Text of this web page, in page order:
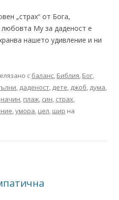
„страх“ от Бога,
Му за даденост е
нашето удивление и ни
с баланс, Библия, Бог,
, даденост, дете, джоб, дума,
начин, плаж, син, страх,
,умора, цел, шир на